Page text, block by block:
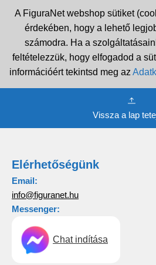
A FiguraNet webshop sütiket
érdekében, hogy a lehető
számodra. Ha a
feltételezzük, hogy elfogadod a
információért tekintsd meg az
Vissza a lap
Elérhetőségünk
Email:
info@figuranet.hu
Messenger:
Chat indítása